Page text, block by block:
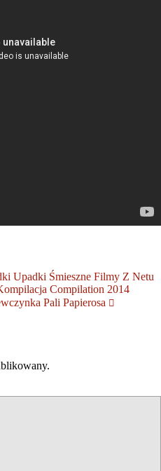
Upadki Śmieszne Filmy Z Netu
Compilation 2014
Pali Papierosa